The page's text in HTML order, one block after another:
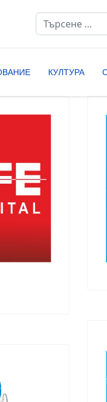
Търсене
КУЛТУРА